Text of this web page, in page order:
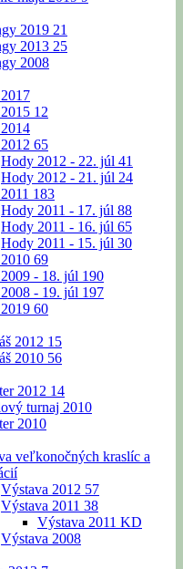
2019 21
2013 25
2008
12
65
Hody 2012 - 22. júl 41
Hody 2012 - 21. júl 24
183
Hody 2011 - 17. júl 88
Hody 2011 - 16. júl 65
Hody 2011 - 15. júl 30
69
- 18. júl 190
- 19. júl 197
60
2012 15
2010 56
2012 14
turnaj 2010
2010
veľkonočných kraslíc a
Výstava 2012 57
Výstava 2011 38
Výstava 2011 KD
Výstava 2008